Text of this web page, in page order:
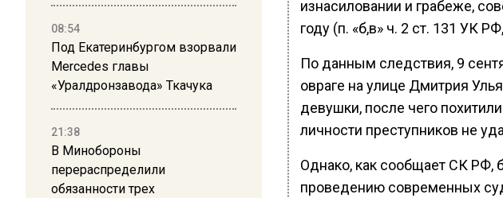
08:54
Под Екатеринбургом взорвали
Mercedes главы
«Уралдронзавода» Ткачука
21:38
В Минобороны
перераспределили
обязанности трех
изнасиловании и грабеже,
году (п. «б,в» ч. 2 ст. 131 УК
По данным следствия, 9
овраге на улице Дмитрия
девушки, после чего
личности преступников не
Однако, как сообщает СК РФ,
проведению современных